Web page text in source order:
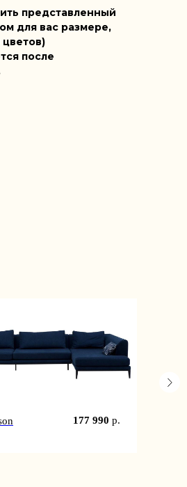
представленный
для вас размере,
после
177 990 р.